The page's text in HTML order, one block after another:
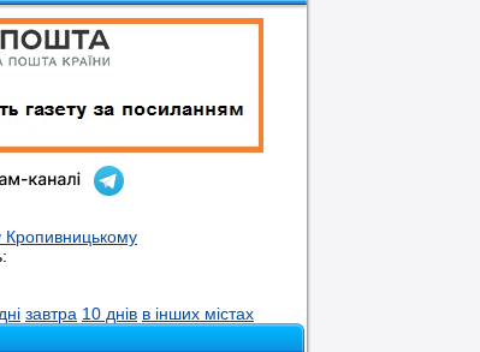
Кропивницькому
завтра 10 днів в інших містах